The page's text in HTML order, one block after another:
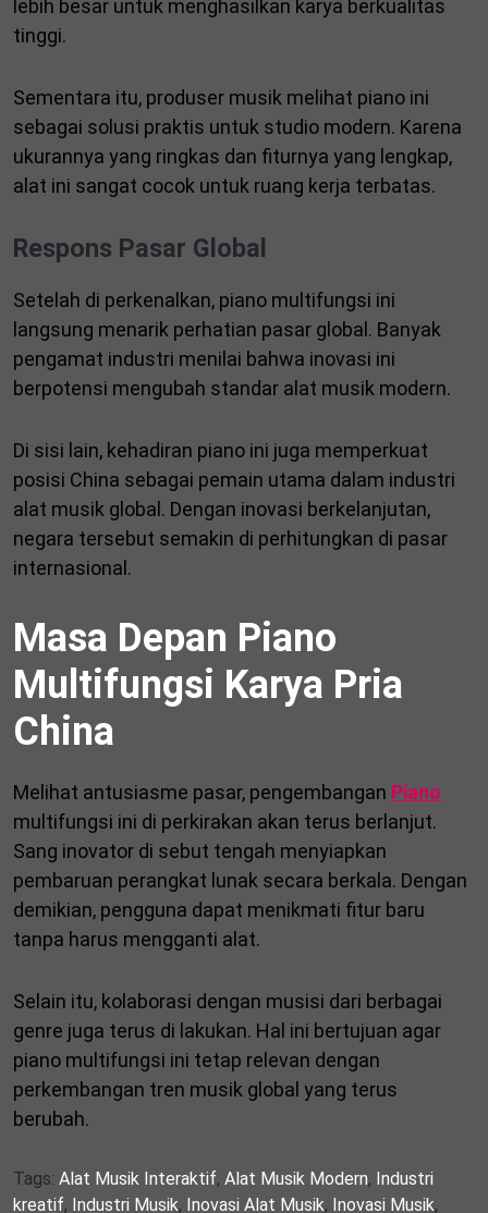
lebih besar untuk menghasilkan karya berkualitas
tinggi.
Sementara itu, produser musik melihat piano ini
sebagai solusi praktis untuk studio modern. Karena
ukurannya yang ringkas dan fiturnya yang lengkap,
alat ini sangat cocok untuk ruang kerja terbatas.
Respons Pasar Global
Setelah di perkenalkan, piano multifungsi ini
langsung menarik perhatian pasar global. Banyak
pengamat industri menilai bahwa inovasi ini
berpotensi mengubah standar alat musik modern.
Di sisi lain, kehadiran piano ini juga memperkuat
posisi China sebagai pemain utama dalam industri
alat musik global. Dengan inovasi berkelanjutan,
negara tersebut semakin di perhitungkan di pasar
internasional.
Masa Depan Piano
Multifungsi Karya Pria
China
Melihat antusiasme pasar, pengembangan Piano
multifungsi ini di perkirakan akan terus berlanjut.
Sang inovator di sebut tengah menyiapkan
pembaruan perangkat lunak secara berkala. Dengan
demikian, pengguna dapat menikmati fitur baru
tanpa harus mengganti alat.
Selain itu, kolaborasi dengan musisi dari berbagai
genre juga terus di lakukan. Hal ini bertujuan agar
piano multifungsi ini tetap relevan dengan
perkembangan tren musik global yang terus
berubah.
Tags: Alat Musik Interaktif, Alat Musik Modern, Industri
kreatif, Industri Musik, Inovasi Alat Musik, Inovasi Musik,